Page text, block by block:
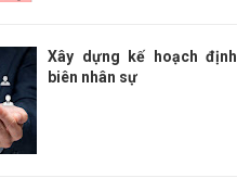
Xây dựng kế hoạch định
biên nhân sự